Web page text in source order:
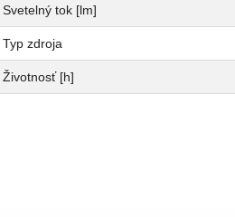
Svetelný tok [lm]
Typ zdroja
Životnosť [h]